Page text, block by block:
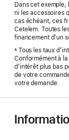
Dans cet exemple,
ni les accessoires
cas échéant, ces
Cetelem. Toutes
financement d’un
ATous les taux
Conformément à
d’intérêt plus bas
de votre
votre demande.